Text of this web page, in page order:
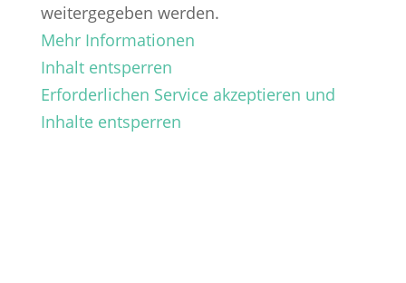
weitergegeben werden.
Mehr Informationen
Inhalt entsperren
Erforderlichen Service akzeptieren und
Inhalte entsperren